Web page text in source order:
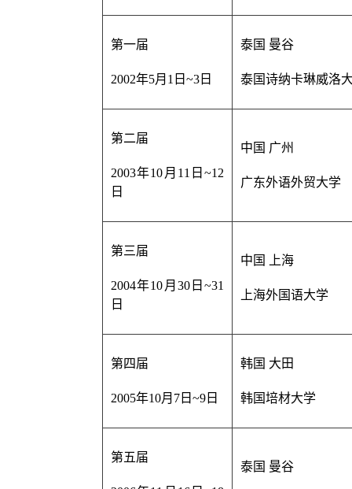
第一届
2002年5月1日~3日
泰国 曼谷
泰国诗纳卡琳威洛
第二届
2003年10月11日~12
日
中国 广州
广东外语外贸大学
第三届
2004年10月30日~31
日
中国 上海
上海外国语大学
第四届
2005年10月7日~9日
韩国 大田
韩国培材大学
第五届
泰国 曼谷